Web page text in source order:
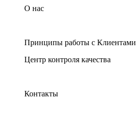
О нас
Принципы работы с Клиентами
Центр контроля качества
Контакты